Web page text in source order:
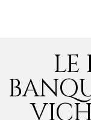
LE